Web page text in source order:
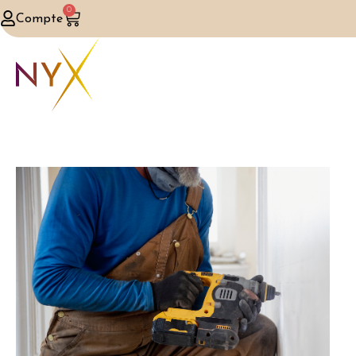
Compte
0